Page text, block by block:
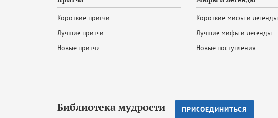
Короткие притчи
Лучшие притчи
Новые притчи
Короткие мифы и легенды
Лучшие мифы и легенды
Новые поступления
Библиотека мудрости ПРИСОЕДИНИТЬСЯ